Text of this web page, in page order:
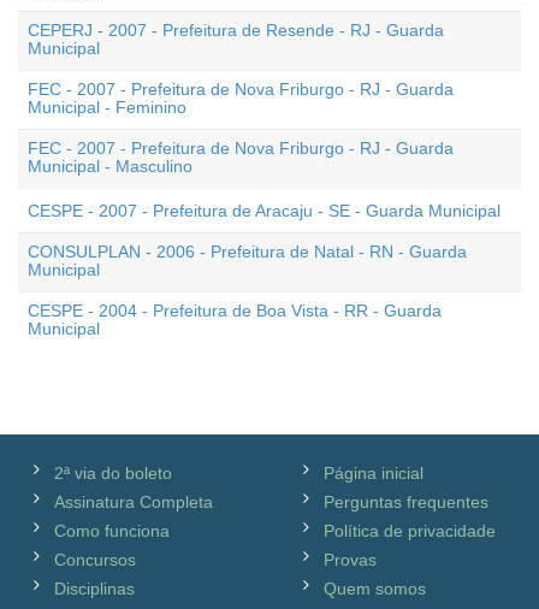
CEPERJ - 2007 - Prefeitura de Resende - RJ - Guarda
Municipal
FEC - 2007 - Prefeitura de Nova Friburgo - RJ - Guarda
Municipal - Feminino
FEC - 2007 - Prefeitura de Nova Friburgo - RJ - Guarda
Municipal - Masculino
CESPE - 2007 - Prefeitura de Aracaju - SE - Guarda Municipal
CONSULPLAN - 2006 - Prefeitura de Natal - RN - Guarda
Municipal
CESPE - 2004 - Prefeitura de Boa Vista - RR - Guarda
Municipal
2ª via do boleto
Assinatura Completa
Como funciona
Concursos
Disciplinas
Página inicial
Perguntas frequentes
Política de privacidade
Provas
Quem somos